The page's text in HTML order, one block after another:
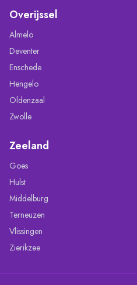
Overijssel
Almelo
Deventer
Enschede
Hengelo
Oldenzaal
Zwolle
Zeeland
Goes
Hulst
Middelburg
Terneuzen
Vlissingen
Zierikzee